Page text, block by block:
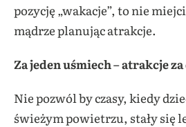
pozycję „wakacje”, to nie
mądrze planując atrakcje.
Za jeden uśmiech – atrakcje
Nie pozwól by czasy, kiedy
świeżym powietrzu, stały się